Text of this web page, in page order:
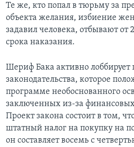
Те же, кто попал в тюрьму за
объекта желания, избиение
задавил человека, отбывают от
срока наказания.
Шериф Бака активно лоббирует
законодательства, которое
программе необоснованного
заключенных из-за
Проект закона состоит в том,
штатный налог на покупку на
он составляет восемь с